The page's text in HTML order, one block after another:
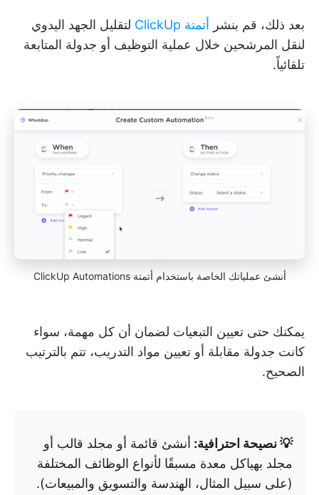
بعد ذلك، قم بنشر أتمتة ClickUp
لتقليل الجهد اليدوي
لنقل المرشحين خلال عملية التوظيف أو جدولة المتابعة
تلقائياً.
أنشئ عملياتك الخاصة باستخدام أتمتة ClickUp Automations
يمكنك حتى تعيين التبعيات لضمان أن كل مهمة، سواء
كانت جدولة مقابلة أو تعيين مواد التدريب، تتم بالترتيب
الصحيح.
💡 نصيحة احترافية: أنشئ قائمة أو مجلد قالب أو
مجلد بهياكل معدة مسبقًا لأنواع الوظائف المختلفة
(على سبيل المثال، الهندسة والتسويق والمبيعات).